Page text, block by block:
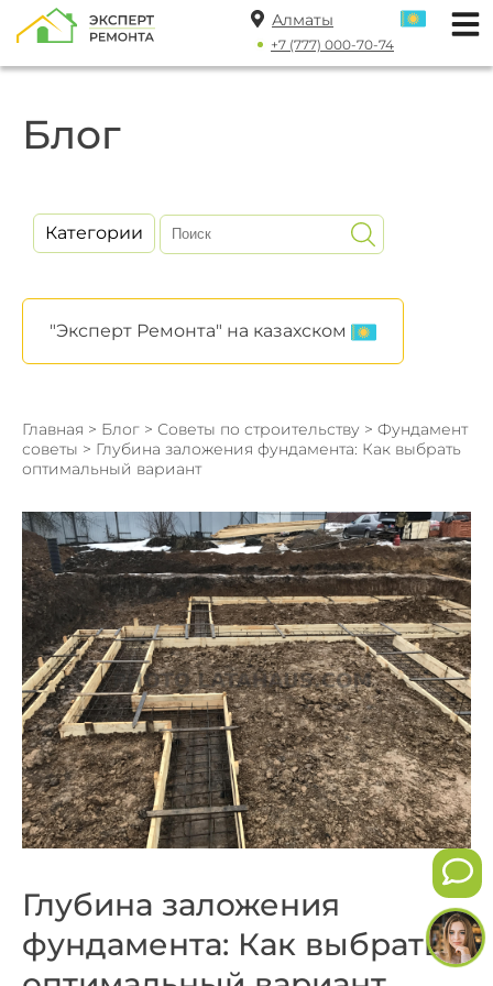
Алматы
+7 (777) 000-70-74
Блог
Категории
"Эксперт Ремонта" на казахском
Главная > Блог > Советы по строительству > Фундамент
советы > Глубина заложения фундамента: Как выбрать
оптимальный вариант
Глубина заложения
фундамента: Как выбрать